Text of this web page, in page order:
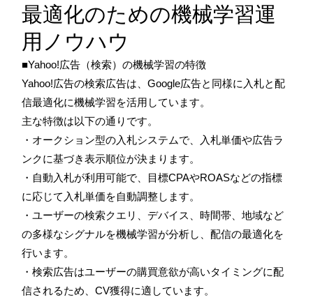
最適化のための機械学習運
用ノウハウ
■Yahoo!広告（検索）の機械学習の特徴
Yahoo!広告の検索広告は、Google広告と同様に入札と配
信最適化に機械学習を活用しています。
主な特徴は以下の通りです。
・オークション型の入札システムで、入札単価や広告ラ
ンクに基づき表示順位が決まります。
・自動入札が利用可能で、目標CPAやROASなどの指標
に応じて入札単価を自動調整します。
・ユーザーの検索クエリ、デバイス、時間帯、地域など
の多様なシグナルを機械学習が分析し、配信の最適化を
行います。
・検索広告はユーザーの購買意欲が高いタイミングに配
信されるため、CV獲得に適しています。